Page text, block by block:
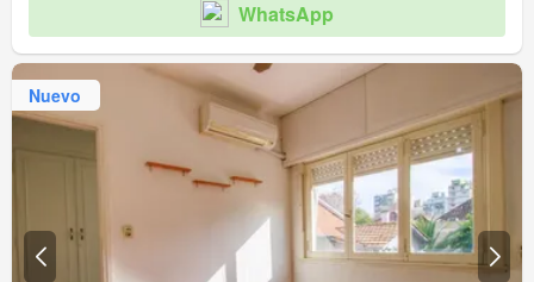
WhatsApp
Nuevo